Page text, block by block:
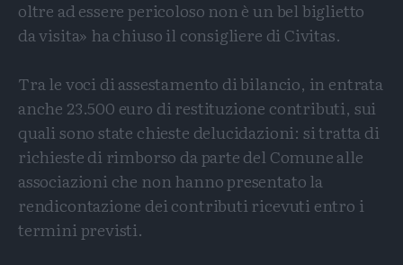
oltre ad essere pericoloso non è un bel biglietto
da visita» ha chiuso il consigliere di Civitas.
Tra le voci di assestamento di bilancio, in entrata
anche 23.500 euro di restituzione contributi, sui
quali sono state chieste delucidazioni: si tratta di
richieste di rimborso da parte del Comune alle
associazioni che non hanno presentato la
rendicontazione dei contributi ricevuti entro i
termini previsti.